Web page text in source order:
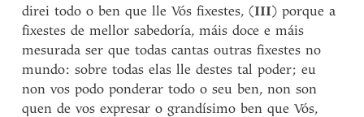
direi todo o ben que lle Vós fixestes, (III) porque a
fixestes de mellor sabedoría, máis doce e máis
mesurada ser que todas cantas outras fixestes no
mundo: sobre todas elas lle destes tal poder; eu
non vos podo ponderar todo o seu ben, non son
quen de vos expresar o grandísimo ben que Vós,